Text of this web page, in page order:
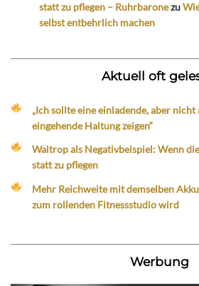
statt zu pflegen – Ruhrbaronezu
selbst entbehrlich machen
Aktuell oft
„Ich sollte eine einladende, aber
eingehende Haltung zeigen“
Waltrop als Negativbeispiel: Wenn
statt zu pflegen
Mehr Reichweite mit demselben
zum rollenden Fitnessstudio wird
Werbung